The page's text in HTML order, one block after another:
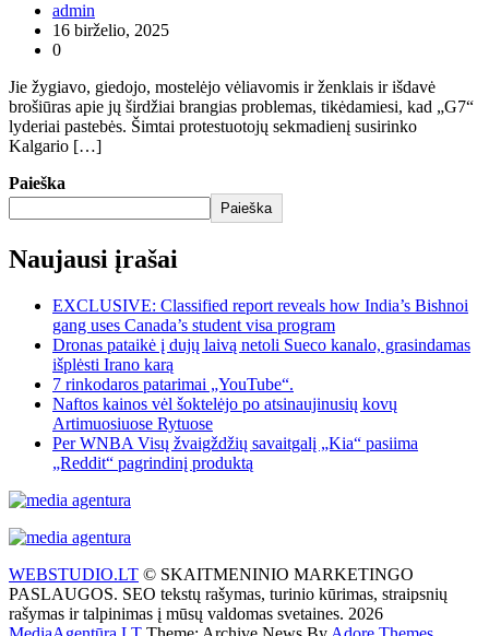
admin
16 birželio, 2025
0
Jie žygiavo, giedojo, mostelėjo vėliavomis ir ženklais ir išdavė
brošiūras apie jų širdžiai brangias problemas, tikėdamiesi, kad „G7“
lyderiai pastebės. Šimtai protestuotojų sekmadienį susirinko
Kalgario […]
Paieška
Paieška
Naujausi įrašai
EXCLUSIVE: Classified report reveals how India’s Bishnoi
gang uses Canada’s student visa program
Dronas pataikė į dujų laivą netoli Sueco kanalo, grasindamas
išplėsti Irano karą
7 rinkodaros patarimai „YouTube“.
Naftos kainos vėl šoktelėjo po atsinaujinusių kovų
Artimuosiuose Rytuose
Per WNBA Visų žvaigždžių savaitgalį „Kia“ pasiima
„Reddit“ pagrindinį produktą
WEBSTUDIO.LT © SKAITMENINIO MARKETINGO
PASLAUGOS. SEO tekstų rašymas, turinio kūrimas, straipsnių
rašymas ir talpinimas į mūsų valdomas svetaines. 2026